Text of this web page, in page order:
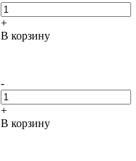
+
В корзину
-
+
В корзину